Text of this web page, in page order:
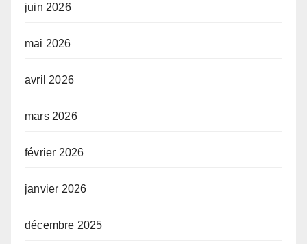
juin 2026
mai 2026
avril 2026
mars 2026
février 2026
janvier 2026
décembre 2025